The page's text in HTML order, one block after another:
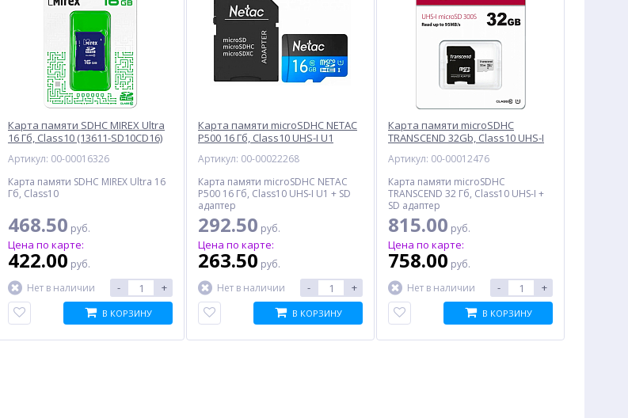
Карта памяти SDHC MIREX Ultra
16 Гб, Class10 (13611-SD10CD16)
Артикул: 00-00016326
Карта памяти SDHC MIREX Ultra 16
Гб, Class10
468.50 руб.
Цена по карте:
422.00 руб.
Нет в наличии
- +
В КОРЗИНУ
Карта памяти microSDHC NETAC
P500 16 Гб, Class10 UHS-I U1
Артикул: 00-00022268
Карта памяти microSDHC NETAC
P500 16 Гб, Class10 UHS-I U1 + SD
адаптер
292.50 руб.
Цена по карте:
263.50 руб.
Нет в наличии
- +
В КОРЗИНУ
Карта памяти microSDHC
TRANSCEND 32Gb, Class10 UHS-I
Артикул: 00-00012476
Карта памяти microSDHC
TRANSCEND 32 Гб, Class10 UHS-I +
SD адаптер
815.00 руб.
Цена по карте:
758.00 руб.
Нет в наличии
- +
В КОРЗИНУ